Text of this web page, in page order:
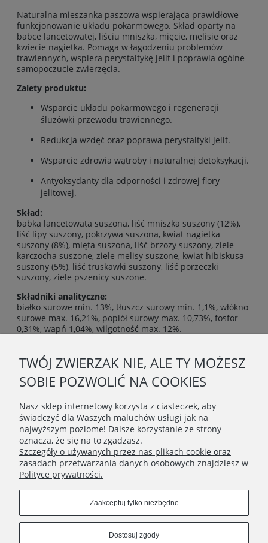
Naturalna mieszanka paszowa wspierająca prawidłowe
funkcjonowanie układu pokarmowego. Skład oparty na
babce lancetowatej, liściu mniszka, mięcie, melisie oraz
kwiecie nagietka. Pomaga w łagodzeniu problemów
trawiennych, wspiera perystaltykę jelit i poprawia ogólne
samopoczucie zwierzęcia.
Zalety produktu:
Wsparcie układu pokarmowego i regeneracji
śluzówki przewodu trawiennego.
Redukcja wzdęć oraz poprawa perystaltyki jelit.
Wsparcie zdrowia wątroby i naturalnej detoksykacji.
Antyoksydanty dla odporności i zdrowej flory
jelitowej.
Skład:
babka lancetowata suszona, liść mniszka suszony (12%),
liść lipy suszony, pokrzywa suszona, kwiat nagietka
suszony (8%), mięta suszona, liść brzozy suszony, ziele
karczocha suszone, ziele melisy suszone, kwiat hibiskusa
suszony (5%), liść truskawki suszony, liść porzeczki
suszony, ziele pszenicy suszone.
Składniki analityczne:
białko surowe min. 13%, tłuszcz surowy min. 1,1%, włókno
surowe max. 16,21%, popiół surowy max. 10,73%, fosfor
0,31%, wapń 1,04%, wilgotność max. 12%.
O NAS
OBSŁUGA KLIENTA
POMOC
MOJE KONTO
Connect with us
Copyrights © 2020 - BunnyMommy.pl
TWÓJ ZWIERZAK NIE, ALE TY MOŻESZ
SOBIE POZWOLIĆ NA COOKIES
Nasz sklep internetowy korzysta z ciasteczek, aby
świadczyć dla Waszych maluchów usługi jak na
najwyższym poziome! Dalsze korzystanie ze strony
oznacza, że się na to zgadzasz.
Szczegóły o używanych przez nas plikach cookie oraz
zasadach przetwarzania danych osobowych znajdziesz w
Polityce prywatności.
Zaakceptuj tylko niezbędne
Dostosuj zgody